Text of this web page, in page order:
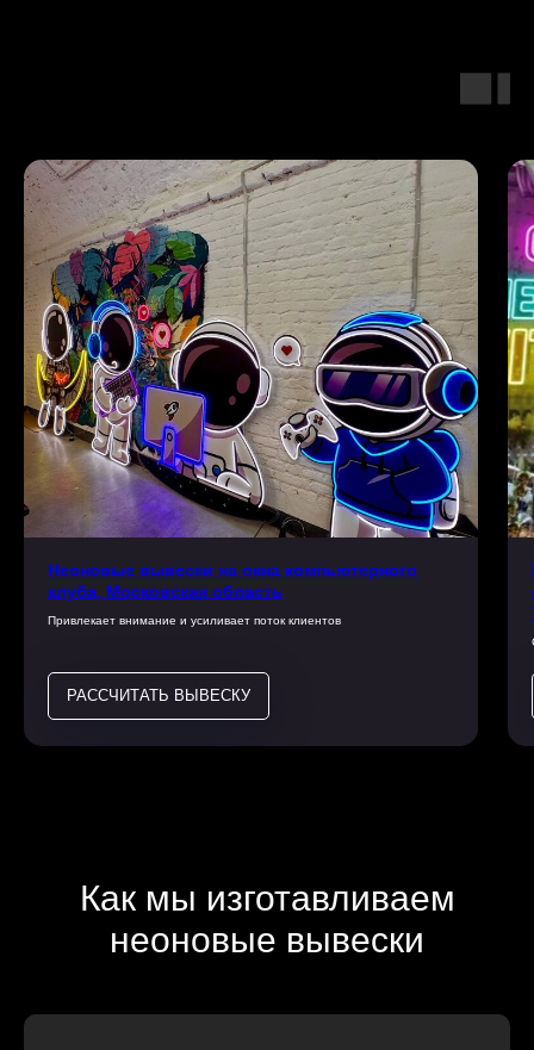
Неоновые вывески на окна компьютерного
клуба, Московская область
Привлекает внимание и усиливает поток клиентов
РАССЧИТАТЬ ВЫВЕСКУ
Как мы изготавливаем
неоновые вывески